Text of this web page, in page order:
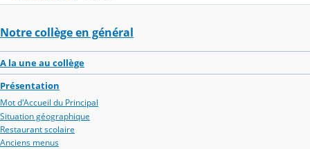
Notre collège en général
A la une au collège
Présentation
Mot d'Accueil du Principal
Situation géographique
Restaurant scolaire
Anciens menus